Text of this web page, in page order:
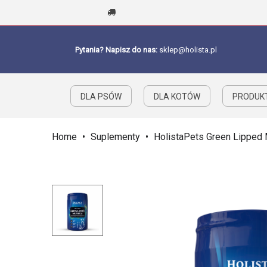
Pytania? Napisz do nas: sklep@holista.pl
DLA PSÓW DLA KOTÓW
Home • Suplementy • HolistaPets Green Lipped